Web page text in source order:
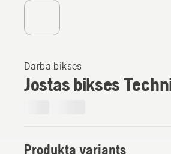
Darba bikses
Jostas bikses
Produkta variants